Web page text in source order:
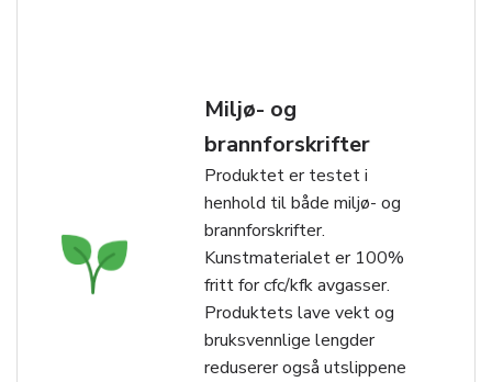
Miljø- og
brannforskrifter
Produktet er testet i
henhold til både miljø- og
brannforskrifter.
Kunstmaterialet er 100%
fritt for cfc/kfk avgasser.
Produktets lave vekt og
bruksvennlige lengder
reduserer også utslippene